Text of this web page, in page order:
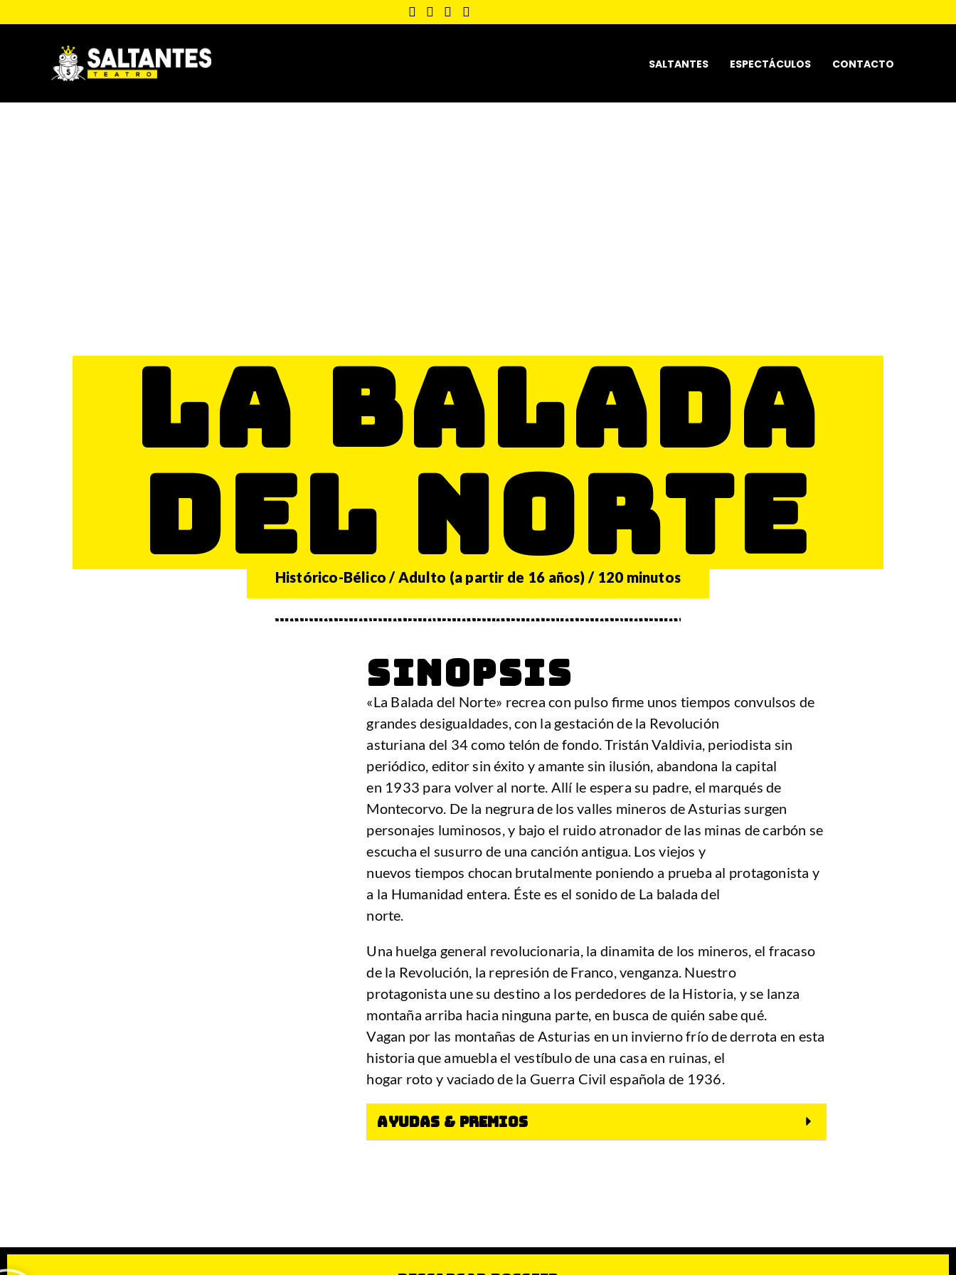
SALTANTES ESPECTÁCULOS CONTACTO
LA BALADA
DEL NORTE
Histórico-Bélico / Adulto (a partir de 16 años) / 120 minutos
SINOPSIS
«La Balada del Norte» recrea con pulso firme unos tiempos convulsos de
grandes desigualdades, con la gestación de la Revolución
asturiana del 34 como telón de fondo. Tristán Valdivia, periodista sin
periódico, editor sin éxito y amante sin ilusión, abandona la capital
en 1933 para volver al norte. Allí le espera su padre, el marqués de
Montecorvo. De la negrura de los valles mineros de Asturias surgen
personajes luminosos, y bajo el ruido atronador de las minas de carbón se
escucha el susurro de una canción antigua. Los viejos y
nuevos tiempos chocan brutalmente poniendo a prueba al protagonista y
a la Humanidad entera. Éste es el sonido de La balada del
norte.
Una huelga general revolucionaria, la dinamita de los mineros, el fracaso
de la Revolución, la represión de Franco, venganza. Nuestro
protagonista une su destino a los perdedores de la Historia, y se lanza
montaña arriba hacia ninguna parte, en busca de quién sabe qué.
Vagan por las montañas de Asturias en un invierno frío de derrota en esta
historia que amuebla el vestíbulo de una casa en ruinas, el
hogar roto y vaciado de la Guerra Civil española de 1936.
AYUDAS & PREMIOS